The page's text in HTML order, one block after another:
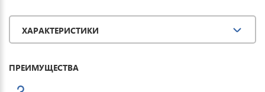
отдыха на горных лыжах.
ХАРАКТЕРИСТИКИ
ПРЕИМУЩЕСТВА